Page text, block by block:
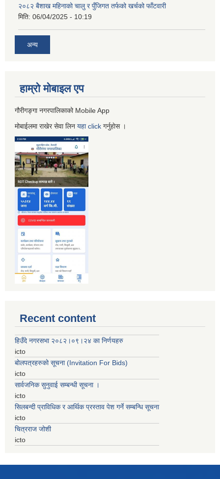
२०८२ बैशाख महिनाको चालु र पुँजिगत तर्फको खर्चको फाँटवारी
मिति: 06/04/2025 - 10:19
अन्य
हाम्रो माेबाइल एप
गौरीगङ्गा नगरपालिकाको Mobile App
मोबाईलमा राखेर सेवा लिन यहाclick गर्नुहाेस ।
Recent content
हिउँदे नगरसभा २०८२।०९।२४ का निर्णयहरु
icto
बोलपत्रहरुको सूचना (Invitation For Bids)
icto
सार्वजनिक सुनुवाई सम्बन्धी सूचना ।
icto
सिलबन्दी प्राविधिक र आर्थिक प्रस्ताव पेश गर्ने सम्बन्धि सूचना
icto
चित्रराज जोशी
icto